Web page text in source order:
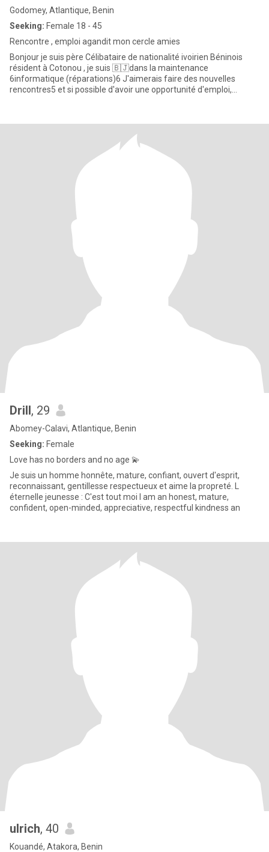
Godomey, Atlantique, Benin
Seeking: Female 18 - 45
Rencontre , emploi agandit mon cercle amies
Bonjour je suis père Célibataire de nationalité ivoirien Béninois
résident à Cotonou , je suis 🇧🇯dans la maintenance
6informatique (réparations)6 J'aimerais faire des nouvelles
rencontres5 et si possible d'avoir une opportunité d'emploi,
Drill, 29
Abomey-Calavi, Atlantique, Benin
Seeking: Female
Love has no borders and no age 💫
Je suis un homme honnête, mature, confiant, ouvert d'esprit,
reconnaissant, gentillesse respectueux et aime la propreté. L
éternelle jeunesse : C'est tout moi I am an honest, mature,
confident, open-minded, appreciative, respectful kindness an
ulrich, 40
Kouandé, Atakora, Benin